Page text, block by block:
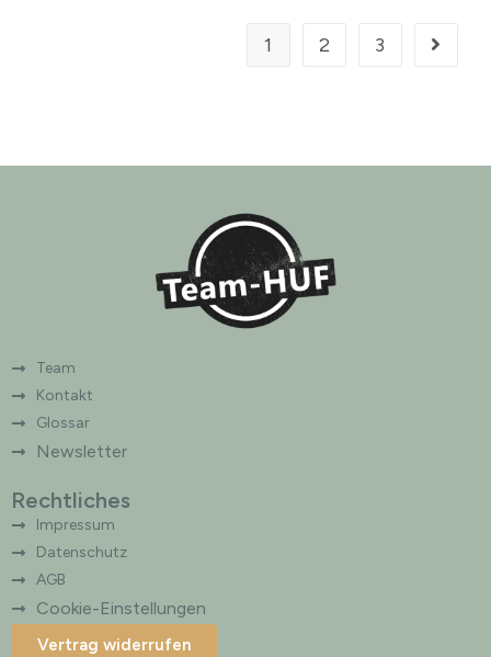
1 2 3
Team
Kontakt
Glossar
Newsletter
Rechtliches
Impressum
Datenschutz
AGB
Cookie-Einstellungen
Vertrag widerrufen